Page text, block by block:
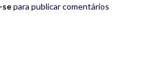
para publicar comentários